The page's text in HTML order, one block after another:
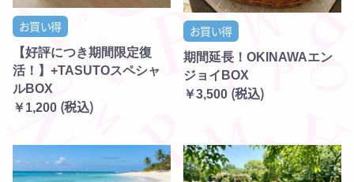
お買い得
【好評につき期間限定復
活！】+TASUTOスペシャ
ルBOX
￥1,200 (税込)
お買い得
期間延長！OKINAWAエン
ジョイBOX
￥3,500 (税込)